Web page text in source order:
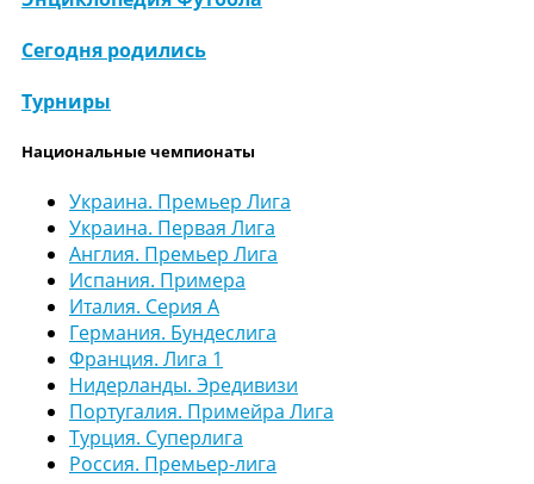
Сегодня родились
Турниры
Национальные чемпионаты
Украина. Премьер Лига
Украина. Первая Лига
Англия. Премьер Лига
Испания. Примера
Италия. Серия А
Германия. Бундеслига
Франция. Лига 1
Нидерланды. Эредивизи
Португалия. Примейра Лига
Турция. Суперлига
Россия. Премьер-лига